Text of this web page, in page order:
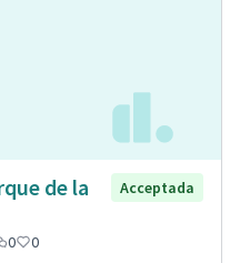
de la
Acceptada
0 0